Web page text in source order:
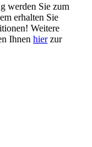
werden Sie zum
erhalten Sie
Weitere
Ihnen hierzur